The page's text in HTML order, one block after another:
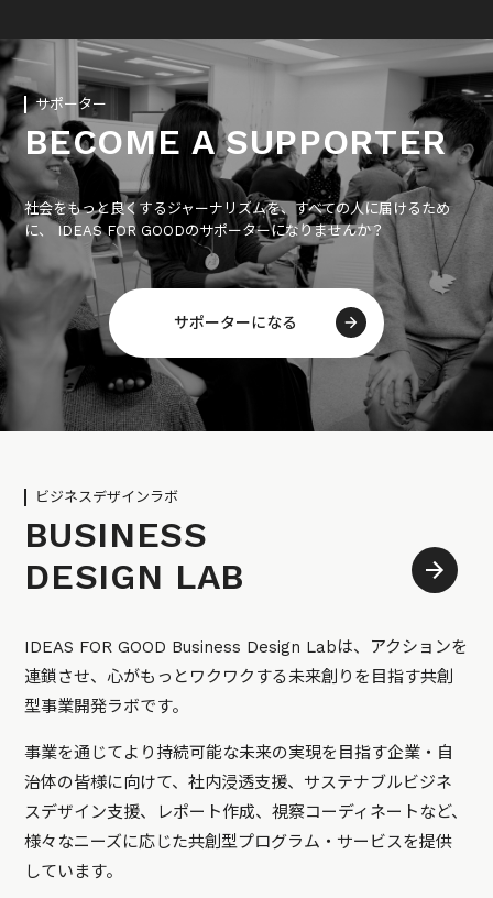
サポーター
BECOME A SUPPORTER
社会をもっと良くするジャーナリズムを、すべての人に届けるため
に、 IDEAS FOR GOODのサポーターになりませんか？
サポーターになる
ビジネスデザインラボ
BUSINESS
DESIGN LAB
IDEAS FOR GOOD Business Design Labは、アクションを
連鎖させ、心がもっとワクワクする未来創りを目指す共創
型事業開発ラボです。
事業を通じてより持続可能な未来の実現を目指す企業・自
治体の皆様に向けて、社内浸透支援、サステナブルビジネ
スデザイン支援、レポート作成、視察コーディネートなど、
様々なニーズに応じた共創型プログラム・サービスを提供
しています。